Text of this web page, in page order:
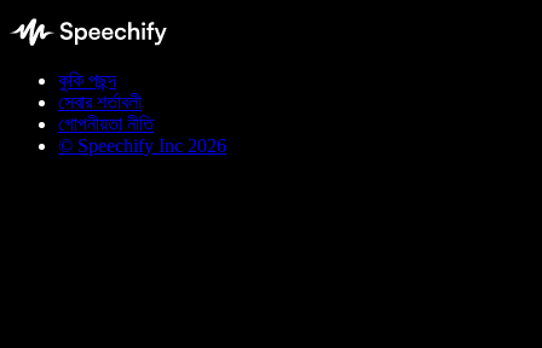
কুকি পছন্দ
সেবার শর্তাবলী
গোপনীয়তা নীতি
© Speechify Inc 2026